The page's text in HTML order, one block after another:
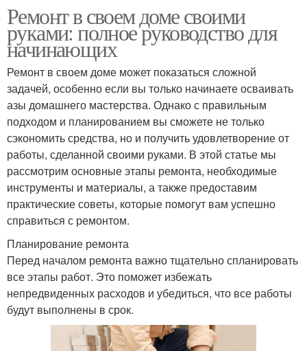
Ремонт в своем доме своими
руками: полное руководство для
начинающих
Ремонт в своем доме может показаться сложной
задачей, особенно если вы только начинаете осваивать
азы домашнего мастерства. Однако с правильным
подходом и планированием вы сможете не только
сэкономить средства, но и получить удовлетворение от
работы, сделанной своими руками. В этой статье мы
рассмотрим основные этапы ремонта, необходимые
инструменты и материалы, а также предоставим
практические советы, которые помогут вам успешно
справиться с ремонтом.
Планирование ремонта
Перед началом ремонта важно тщательно спланировать
все этапы работ. Это поможет избежать
непредвиденных расходов и убедиться, что все работы
будут выполнены в срок.